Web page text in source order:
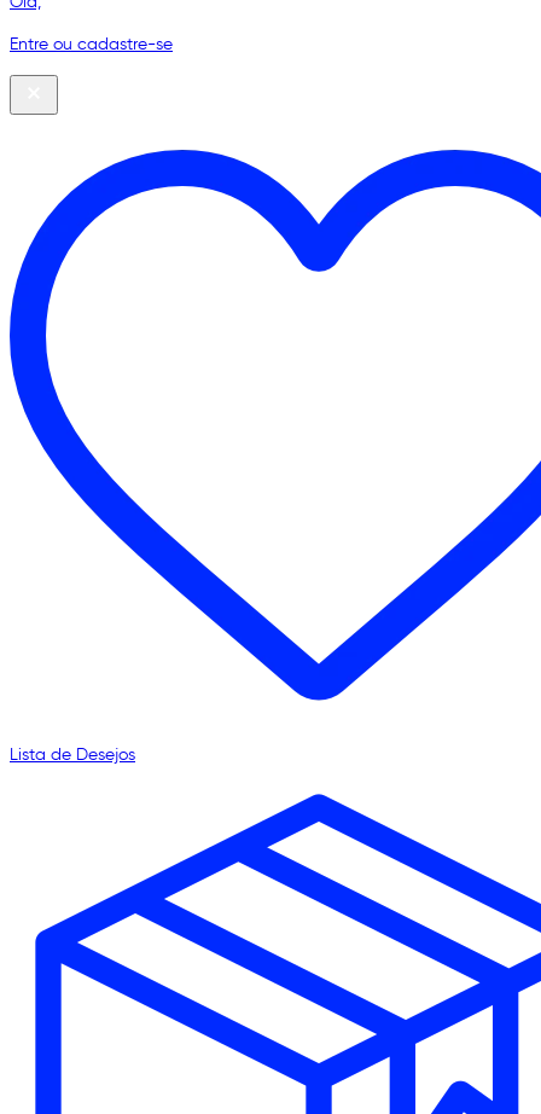
Entre ou cadastre-se
Lista de Desejos